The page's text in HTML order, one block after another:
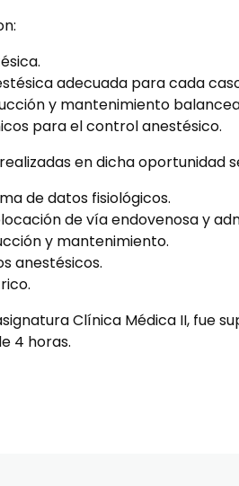
adecuada para cada
y mantenimiento
para el control anestésico.
en dicha oportunidad
de datos fisiológicos.
de vía endovenosa y
y mantenimiento.
anestésicos.
Clínica Médica II, fue
4 horas.